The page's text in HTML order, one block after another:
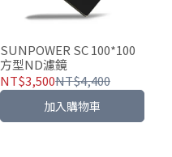
SUNPOWER SC 100*100
方型ND濾鏡
NT$3,500NT$4,400
加入購物車